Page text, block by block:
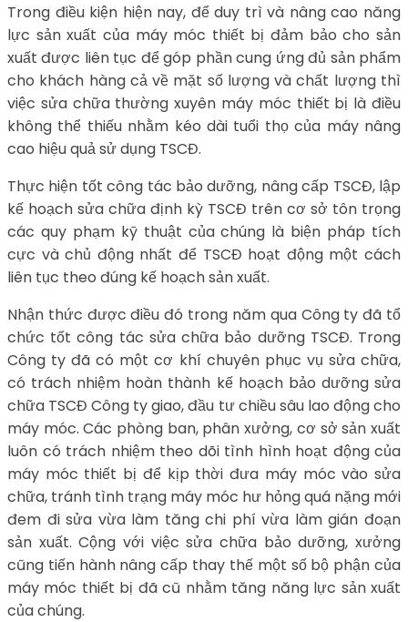
Trong điều kiện hiện nay, để duy trì và nâng cao năng
lực sản xuất của máy móc thiết bị đảm bảo cho sản
xuất được liên tục để góp phần cung ứng đủ sản phẩm
cho khách hàng cả về mặt số lượng và chất lượng thì
việc sửa chữa thường xuyên máy móc thiết bị là điều
không thể thiếu nhằm kéo dài tuổi thọ của máy nâng
cao hiệu quả sử dụng TSCĐ.
Thực hiện tốt công tác bảo dưỡng, nâng cấp TSCĐ, lập
kế hoạch sửa chữa định kỳ TSCĐ trên cơ sở tôn trọng
các quy phạm kỹ thuật của chúng là biện pháp tích
cực và chủ động nhất để TSCĐ hoạt động một cách
liên tục theo đúng kế hoạch sản xuất.
Nhận thức được điều đó trong năm qua Công ty đã tổ
chức tốt công tác sửa chữa bảo dưỡng TSCĐ. Trong
Công ty đã có một cơ khí chuyên phục vụ sửa chữa,
có trách nhiệm hoàn thành kế hoạch bảo dưỡng sửa
chữa TSCĐ Công ty giao, đầu tư chiều sâu lao động cho
máy móc. Các phòng ban, phân xưởng, cơ sở sản xuất
luôn có trách nhiệm theo dõi tình hình hoạt động của
máy móc thiết bị để kịp thời đưa máy móc vào sửa
chữa, tránh tình trạng máy móc hư hỏng quá nặng mới
đem đi sửa vừa làm tăng chi phí vừa làm gián đoạn
sản xuất. Cộng với việc sửa chữa bảo dưỡng, xưởng
cũng tiến hành nâng cấp thay thế một số bộ phận của
máy móc thiết bị đã cũ nhằm tăng năng lực sản xuất
của chúng.